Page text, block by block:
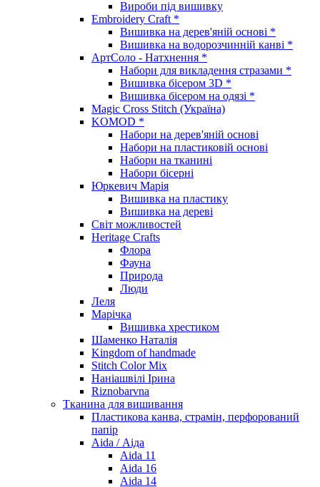
Вироби під вишивку
Embroidery Craft *
Вишивка на дерев'яній основі *
Вишивка на водорозчинній канві *
АртСоло - Натхнення *
Набори для викладення стразами *
Вишивка бісером 3D *
Вишивка бісером на одязі *
Magic Cross Stitch (Україна)
KOMOD *
Набори на дерев'яній основі
Набори на пластиковій основі
Набори на тканині
Набори бісерні
Юркевич Марія
Вишивка на пластику
Вишивка на дереві
Світ можливостей
Heritage Crafts
Флора
Фауна
Природа
Люди
Леля
Марічка
Вишивка хрестиком
Шаменко Наталія
Kingdom of handmade
Stitch Color Mix
Наніашвілі Ірина
Riznobarvna
Тканина для вишивання
Пластикова канва, страмін, перфорований
папір
Aida / Аіда
Aida 11
Aida 16
Aida 14